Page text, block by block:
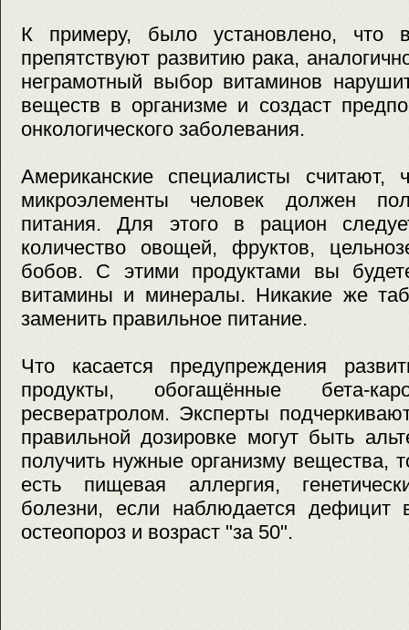
К примеру, было установлено,
препятствуют развитию рака,
неграмотный выбор витаминов
веществ в организме и создаст
онкологического заболевания.
Американские специалисты считают,
микроэлементы человек должен
питания. Для этого в рацион
количество овощей, фруктов,
бобов. С этими продуктами вы
витамины и минералы. Никакие же
заменить правильное питание.
Что касается предупреждения
продукты, обогащённые бета-
ресвератролом. Эксперты
правильной дозировке могут быть
получить нужные организму вещества,
есть пищевая аллергия,
болезни, если наблюдается
остеопороз и возраст "за 50".